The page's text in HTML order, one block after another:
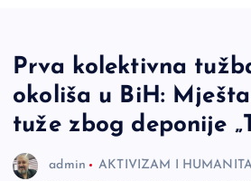
Prva kolektivna
okoliša u BiH:
tuže zbog deponije
admin AKTIVIZAM I